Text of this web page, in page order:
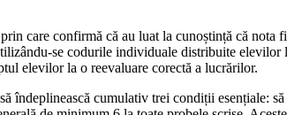
care confirmă că au luat la cunoștință că
se codurile individuale distribuite
elevilor la o reevaluare corectă a lucrărilor.
îndeplinească cumulativ trei condiții esențiale: